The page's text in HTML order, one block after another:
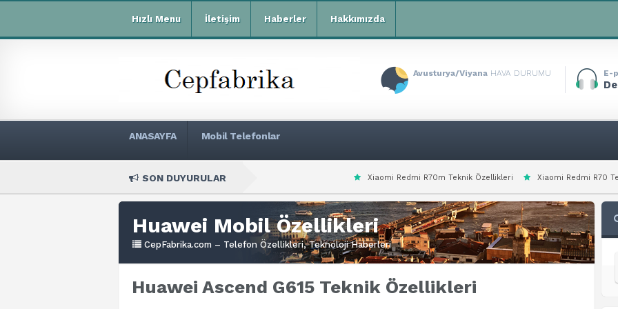
Hızlı Menu İletişim Haberler Hakkımızda
Avusturya/Viyana HAVA DURUMU E-
ANASAYFA Mobil Telefonlar
SON DUYURULAR Xiaomi Redmi R70m Teknik Özellikleri Xiaomi Redmi R70 Teknik Özellikleri
Huawei Mobil Özellikleri
CepFabrika.com – Telefon Özellikleri, Teknoloji Haberleri
Huawei Ascend G615 Teknik Özellikleri